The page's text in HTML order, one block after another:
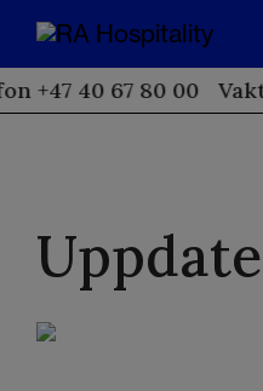
+47 40 67 80 00